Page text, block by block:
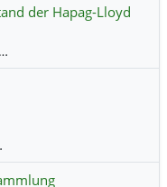
der Hapag-Lloyd
26. Mai 13:33 Uhr • Meldungen • EQS News •Hapag-Lloyd